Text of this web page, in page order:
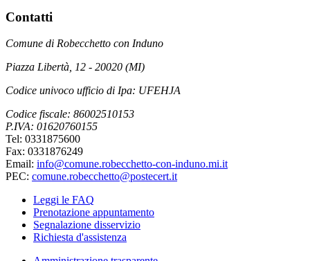
Contatti
Comune di Robecchetto con Induno
Piazza Libertà, 12 - 20020 (MI)
Codice univoco ufficio di Ipa: UFEHJA
Codice fiscale: 86002510153
P.IVA: 01620760155
Tel: 0331875600
Fax: 0331876249
Email: info@comune.robecchetto-con-induno.mi.it
PEC: comune.robecchetto@postecert.it
Leggi le FAQ
Prenotazione appuntamento
Segnalazione disservizio
Richiesta d'assistenza